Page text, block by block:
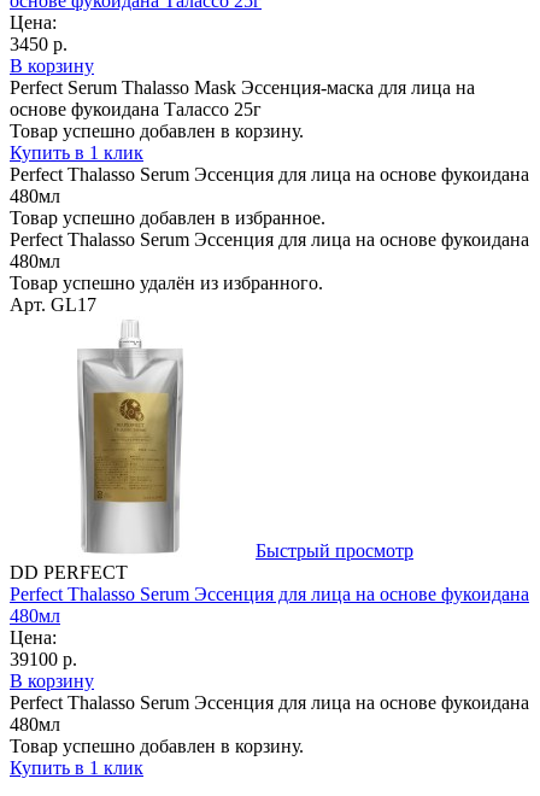
Цена:
3450 р.
В корзину
Perfect Serum Thalasso Mask Эссенция-маска для лица на
основе фукоидана Талассо 25г
Товар успешно добавлен в корзину.
Купить в 1 клик
Perfect Thalasso Serum Эссенция для лица на основе фукоидана
480мл
Товар успешно добавлен в избранное.
Perfect Thalasso Serum Эссенция для лица на основе фукоидана
480мл
Товар успешно удалён из избранного.
Арт. GL17
Быстрый просмотр
DD PERFECT
Perfect Thalasso Serum Эссенция для лица на основе фукоидана
480мл
Цена:
39100 р.
В корзину
Perfect Thalasso Serum Эссенция для лица на основе фукоидана
480мл
Товар успешно добавлен в корзину.
Купить в 1 клик